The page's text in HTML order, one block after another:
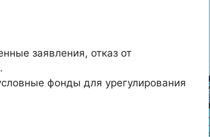
заявления, отказ от
фонды для урегулирования